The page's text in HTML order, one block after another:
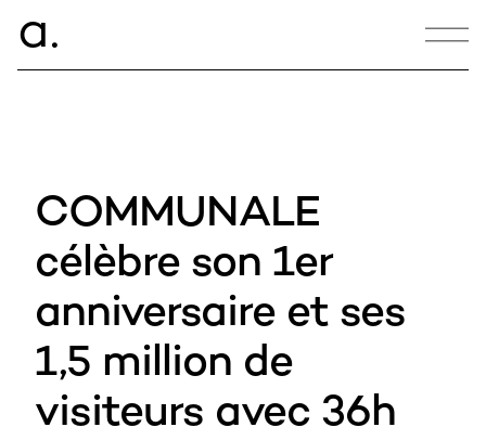
a
COMMUNALE
célèbre son 1er
anniversaire et ses
1,5 million de
visiteurs avec 36h
hello@armance.co
+33 1 40 57 00 00
07:12:23
22, rue de Douai